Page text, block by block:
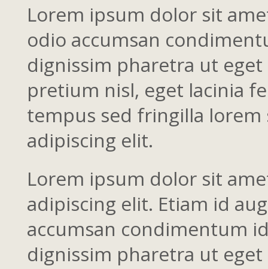
Lorem ipsum dolor sit
odio accumsan
dignissim pharetra ut
pretium nisl, eget lacinia
tempus sed fringilla
adipiscing elit.
Lorem ipsum dolor sit
adipiscing elit. Etiam id
accumsan condimentum
dignissim pharetra ut